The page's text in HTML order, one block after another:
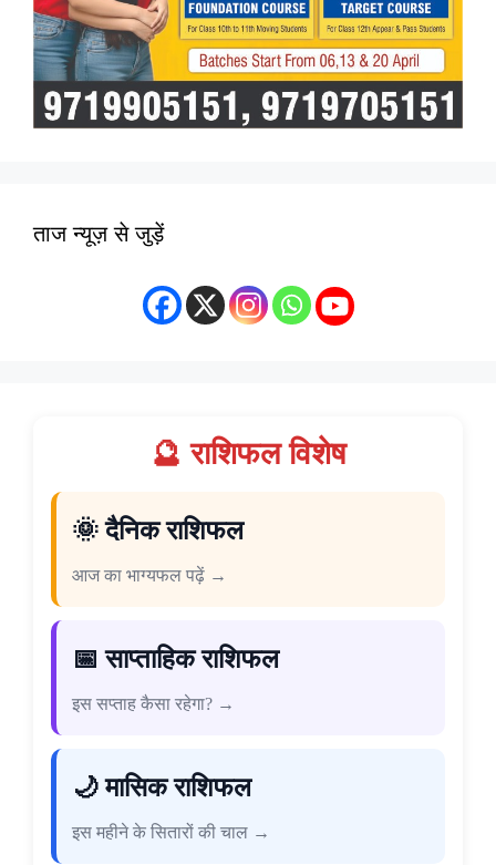
ताज न्यूज़ से जुड़ें
🔮 राशिफल विशेष
🌞 दैनिक राशिफल
आज का भाग्यफल पढ़ें →
📅 साप्ताहिक राशिफल
इस सप्ताह कैसा रहेगा? →
🌙 मासिक राशिफल
इस महीने के सितारों की चाल →